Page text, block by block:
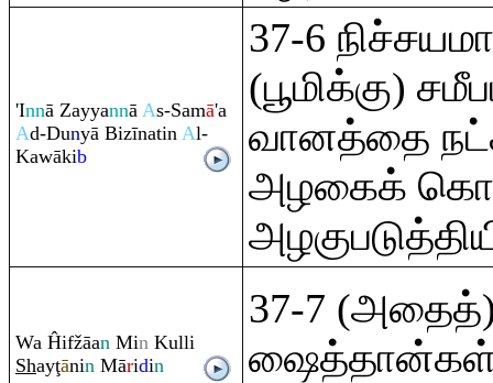
'Innā Zayyannā As-Samā'a
Ad-Dunyā Bizīnatin Al-
Kawākib
37-6
(பூமிக்கு)
வானத்தை
அழகைக்
Wa Ĥifžāan Min Kulli
Shayţānin Māridin
37-7
ஷைத்தான்கள்